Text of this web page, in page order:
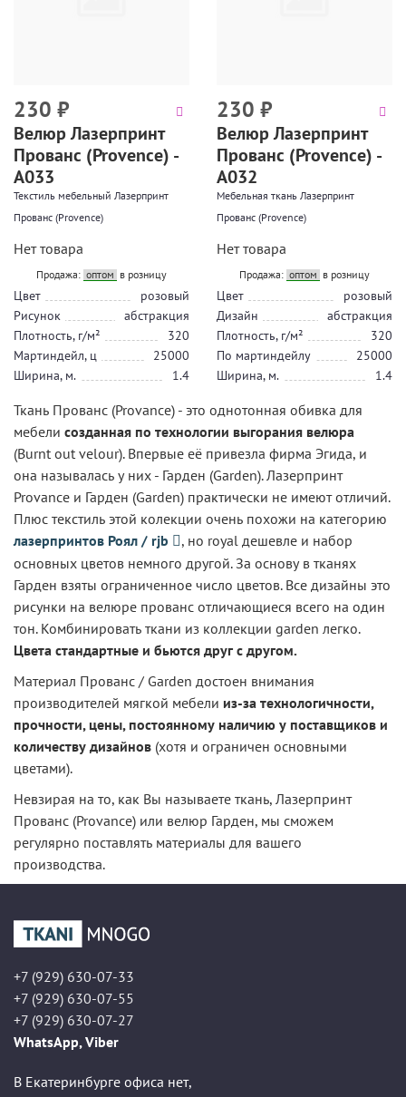
230 ₽
Велюр Лазерпринт
Прованс (Provence) -
А033
Текстиль мебельный Лазерпринт
Прованс (Provence)
Нет товара
Продажа: оптом в розницу
Цвет
розовый
Рисунок
абстракция
Плотность, г/м²
320
Мартиндейл, ц
25000
Ширина, м.
1.4
230 ₽
Велюр Лазерпринт
Прованс (Provence) -
А032
Мебельная ткань Лазерпринт
Прованс (Provence)
Нет товара
Продажа: оптом в розницу
Цвет
розовый
Дизайн
абстракция
Плотность, г/м²
320
По мартиндейлу
25000
Ширина, м.
1.4
Ткань Прованс (Provance) - это однотонная обивка для
мебели созданная по технологии выгорания велюра
(Burnt out velour). Впервые её привезла фирма Эгида, и
она называлась у них - Гарден (Garden). Лазерпринт
Provance и Гарден (Garden) практически не имеют отличий.
Плюс текстиль этой колекции очень похожи на категорию
лазерпринтов Роял / rjb
, но royal дешевле и набор
основных цветов немного другой. За основу в тканях
Гарден взяты ограниченное число цветов. Все дизайны это
рисунки на велюре прованс отличающиеся всего на один
тон. Комбинировать ткани из коллекции garden легко.
Цвета стандартные и бьются друг с другом.
Материал Прованс / Garden достоен внимания
производителей мягкой мебели из-за технологичности,
прочности, цены, постоянному наличию у поставщиков и
количеству дизайнов (хотя и ограничен основными
цветами).
Невзирая на то, как Вы называете ткань, Лазерпринт
Прованс (Provance) или велюр Гарден, мы сможем
регулярно поставлять материалы для вашего
производства.
+7 (929) 630-07-33
+7 (929) 630-07-55
+7 (929) 630-07-27
WhatsApp, Viber
В Екатеринбурге офиса нет,